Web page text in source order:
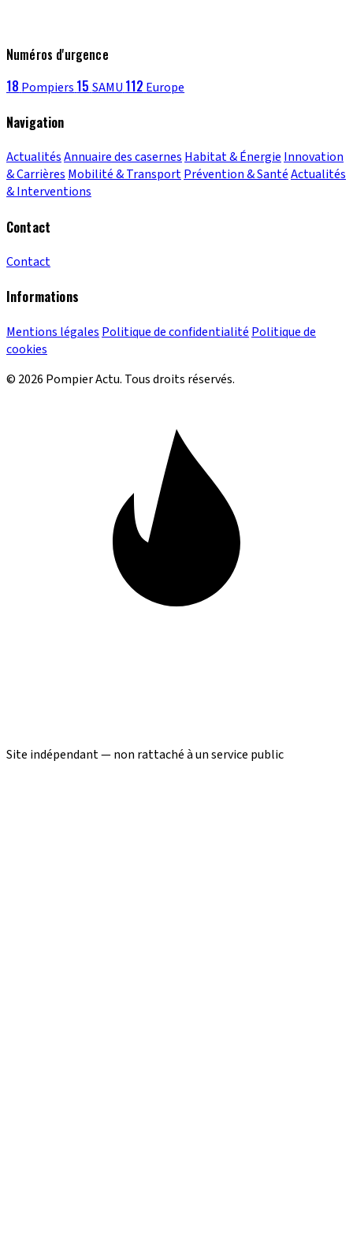
Numéros d'urgence
18 Pompiers 15 SAMU 112 Europe
Navigation
ActualitésAnnuaire des casernesHabitat & ÉnergieInnovation
& CarrièresMobilité & TransportPrévention & SantéActualités
& Interventions
Contact
Contact
Informations
Mentions légales Politique de confidentialité Politique de
cookies
© 2026 Pompier Actu. Tous droits réservés.
Site indépendant — non rattaché à un service public